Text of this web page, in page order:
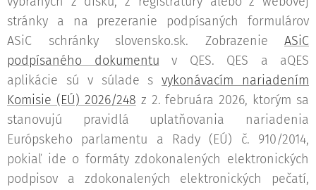
stránky a na prezeranie podpísaných formulárov
ASiC schránky slovensko.sk. Zobrazenie ASiC
podpísaného dokumentu v QES. QES a aQES
aplikácie sú v súlade svykonávacím nariadením
Komisie (EÚ) 2026/248 z 2. februára 2026, ktorým sa
stanovujú pravidlá uplatňovania nariadenia
Európskeho parlamentu a Rady (EÚ) č. 910/2014,
pokiaľ ide o formáty zdokonalených elektronických
podpisov a zdokonalených elektronických pečatí,